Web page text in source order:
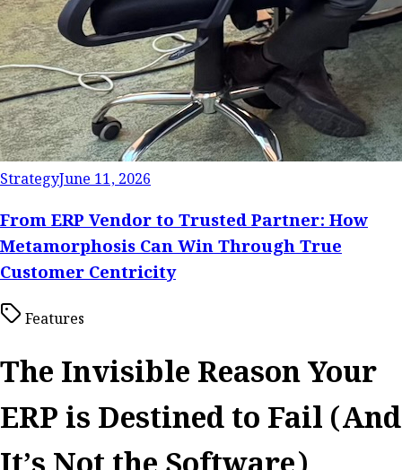
StrategyJune 11, 2026
From ERP Vendor to Trusted Partner: How
Metamorphosis Can Win Through True
Customer Centricity
Features
The Invisible Reason Your
ERP is Destined to Fail (And